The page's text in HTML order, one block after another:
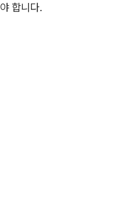
합니다.